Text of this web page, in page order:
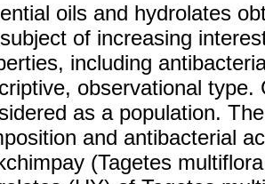
oils and hydrolates
of increasing
including
observational
as a population.
and antibacterial
(Tagetes